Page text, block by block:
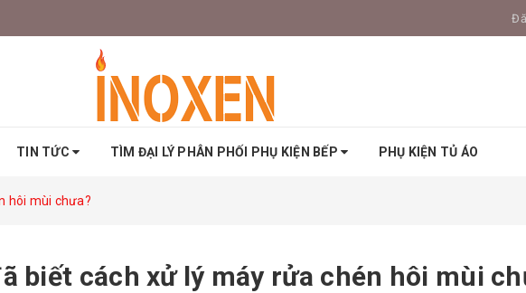
TIN TỨC TÌM ĐẠI LÝ PHÂN PHỐI PHỤ KIỆN BẾP PHỤ KIỆN TỦ ÁO
hôi mùi chưa?
biết cách xử lý máy rửa chén hôi mùi